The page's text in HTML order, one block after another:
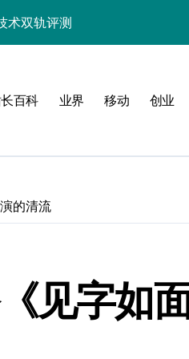
术双轨评测
优评测
精度新飞跃
控制新策略
百科 业界 移动 创业
的清流
见字如